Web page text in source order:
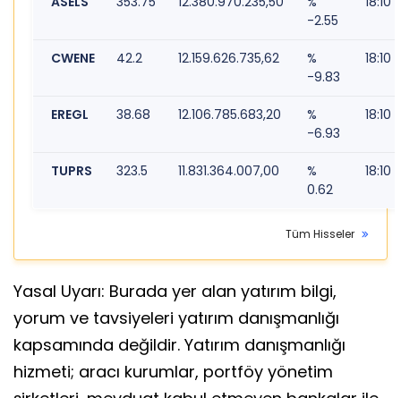
-2.55
CWENE 42.2 12.159.626.735,62
%
-9.83
18:10
EREGL 38.68 12.106.785.683,20
%
-6.93
18:10
TUPRS 323.5 11.831.364.007,00
%
0.62
18:10
Tüm Hisseler
Yasal Uyarı: Burada yer alan yatırım bilgi,
yorum ve tavsiyeleri yatırım danışmanlığı
kapsamında değildir. Yatırım danışmanlığı
hizmeti; aracı kurumlar, portföy yönetim